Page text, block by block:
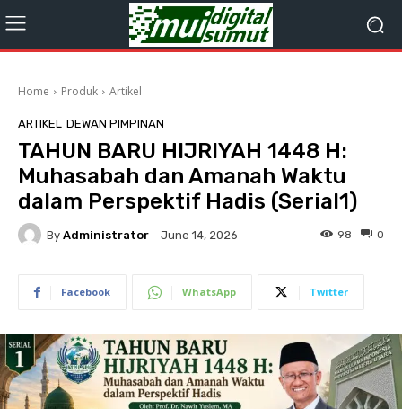
Home Produk Artikel
ARTIKEL DEWAN PIMPINAN
TAHUN BARU HIJRIYAH 1448 H:
Muhasabah dan Amanah Waktu
dalam Perspektif Hadis (Serial1)
By Administrator June 14, 2026 0
98
Facebook WhatsApp Twitter